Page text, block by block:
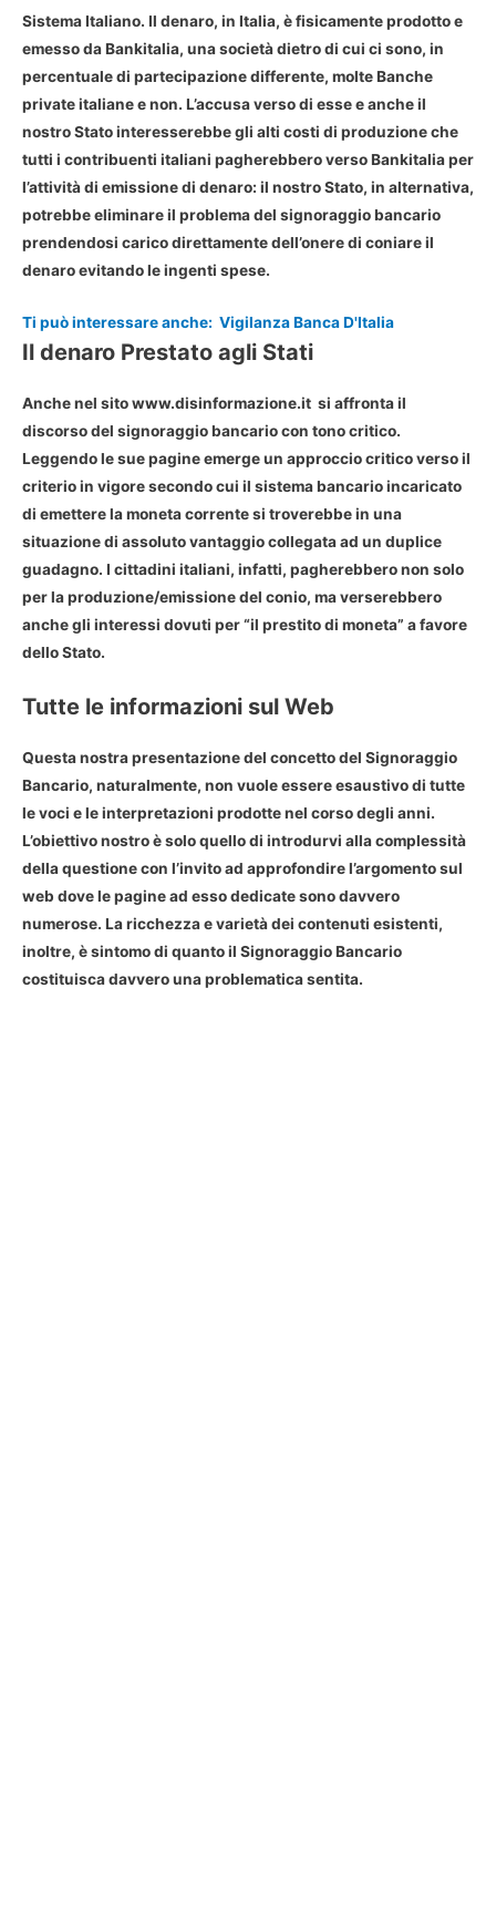
Sistema Italiano. Il denaro, in Italia, è fisicamente prodotto e
emesso da Bankitalia, una società dietro di cui ci sono, in
percentuale di partecipazione differente, molte Banche
private italiane e non. L’accusa verso di esse e anche il
nostro Stato interesserebbe gli alti costi di produzione che
tutti i contribuenti italiani pagherebbero verso Bankitalia per
l’attività di emissione di denaro: il nostro Stato, in alternativa,
potrebbe eliminare il problema del signoraggio bancario
prendendosi carico direttamente dell’onere di coniare il
denaro evitando le ingenti spese.
Ti può interessare anche: Vigilanza Banca D'Italia
Il denaro Prestato agli Stati
Anche nel sito www.disinformazione.it si affronta il
discorso del signoraggio bancario con tono critico.
Leggendo le sue pagine emerge un approccio critico verso il
criterio in vigore secondo cui il sistema bancario incaricato
di emettere la moneta corrente si troverebbe in una
situazione di assoluto vantaggio collegata ad un duplice
guadagno. I cittadini italiani, infatti, pagherebbero non solo
per la produzione/emissione del conio, ma verserebbero
anche gli interessi dovuti per “il prestito di moneta” a favore
dello Stato.
Tutte le informazioni sul Web
Questa nostra presentazione del concetto del Signoraggio
Bancario, naturalmente, non vuole essere esaustivo di tutte
le voci e le interpretazioni prodotte nel corso degli anni.
L’obiettivo nostro è solo quello di introdurvi alla complessità
della questione con l’invito ad approfondire l’argomento sul
web dove le pagine ad esso dedicate sono davvero
numerose. La ricchezza e varietà dei contenuti esistenti,
inoltre, è sintomo di quanto il Signoraggio Bancario
costituisca davvero una problematica sentita.